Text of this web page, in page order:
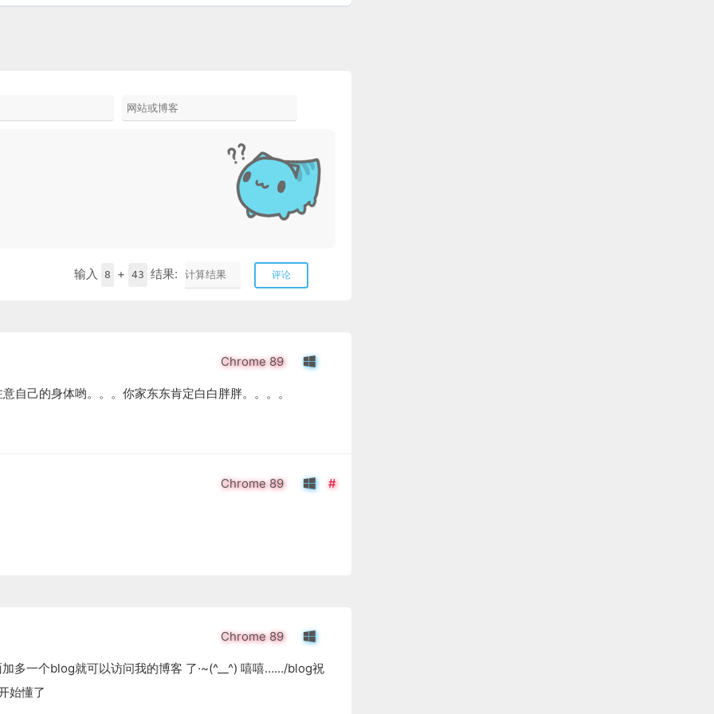
输入 8 + 43 结果: 评论
Chrome 89
自己的身体哟。。。你家东东肯定白白胖胖。。。。
Chrome 89
Chrome 89
多一个blog就可以访问我的博客 了·~(^__^) 嘻嘻……/blog祝
始懂了